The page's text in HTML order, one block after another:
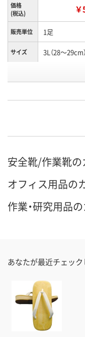
価格
(税込)
販売単位 1足
サイズ 3L（28～29cm）
号
お届け日 8月19日（水）
数量
カ
安全靴/作業靴の
オフィス用品の
作業・研究用品
あなたが最近チェッ